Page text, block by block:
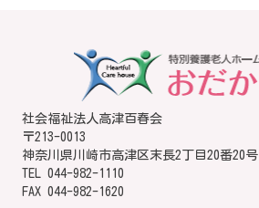
社会福祉法人高津百春会
〒213-0013
神奈川県川崎市高津区末長2丁目20番20号
TEL 044-982-1110
FAX 044-982-1620